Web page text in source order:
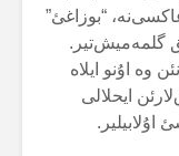
“بوزاغئ”
گلمەمیش‌تیر.
وە اۇنو ایلاە
ایحلالی